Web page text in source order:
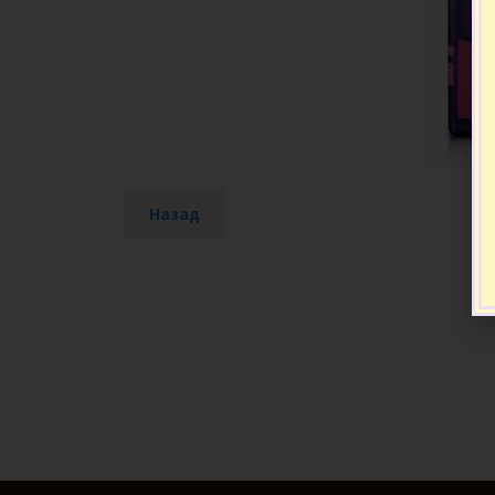
Назад